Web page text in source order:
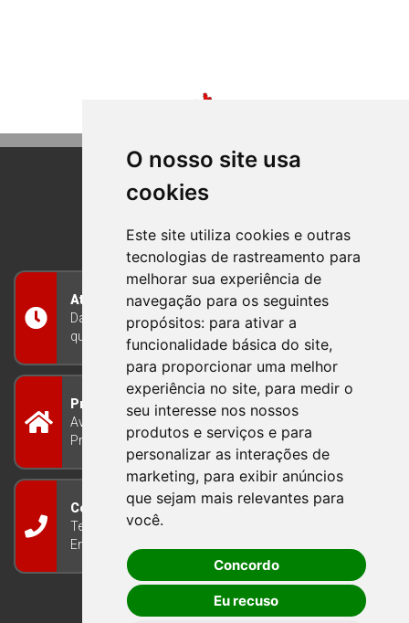
O nosso site usa
cookies
Este site utiliza cookies e outras
tecnologias de rastreamento para
melhorar sua experiência de
navegação para os seguintes
propósitos: para ativar a
funcionalidade básica do site,
para proporcionar uma melhor
experiência no site, para medir o
seu interesse nos nossos
produtos e serviços e para
personalizar as interações de
marketing, para exibir anúncios
que sejam mais relevantes para
você.
Concordo
Eu recuso
BOM PRINCIPIO
RIO GRANDE DO SUL
Atendimento
Das 8h às 12h e das 13h às 17h30, de segunda a
quinta-feira, e nas sextas-feiras das 7h às 13h
Prefeitura Municipal
Avenida Guilherme Winter 65 - Centro Bom
Princípio/RS - Brasil CEP 95765-000
Contato
Telefone: (51) 3634-8100
Email: